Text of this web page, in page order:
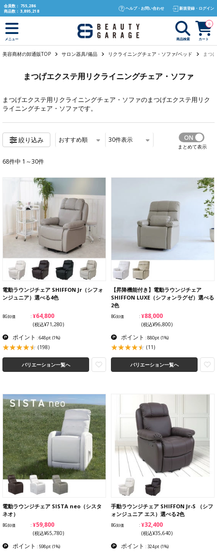
text.skipToContent
text.skipToNavigation
会員数： 755,286
商品数： 3,895,218
ヘルプ・お問い合わせ 新規登録・ログイン
メニュー 商品検索 カート
0
美容商材の卸通販TOP サロン器具/備品 リクライニングチェア・ソファ/ベッド まつ
まつげエクステ用リクライニングチェア・ソファ
まつげエクステ用リクライニングチェア・ソファのまつげエクステ用リク
ライニングチェア・ソファです。
絞り込み おすすめ順 30件表示
まとめて表示
68件中 1～30件
電動ラウンジチェア SHIFFON Jr（シフォ
ンジュニア）選べる4色
BG卸価 ¥64,800
(税込¥71,280)
ポイント : 648pt (1%)
(198)
バリエーション一覧へ
【昇降機能付き】電動ラウンジチェア
SHIFFON LUXE（シフォンラグゼ）選べる
2色
BG卸価 ¥88,000
(税込¥96,800)
ポイント : 880pt (1%)
(11)
バリエーション一覧へ
電動ラウンジチェア SISTA neo（シスタ
ネオ）
BG卸価 ¥59,800
(税込¥65,780)
ポイント : 598pt (1%)
手動ラウンジチェア SHIFFON Jr-S （シフ
ォンジュニア エス）選べる2色
BG卸価 ¥32,400
(税込¥35,640)
ポイント : 324pt (1%)